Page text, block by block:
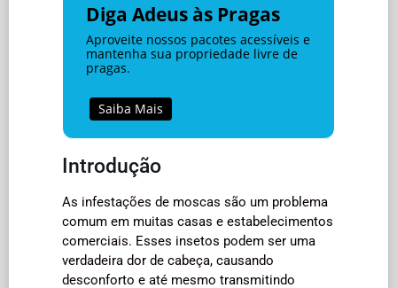
Diga Adeus às Pragas
Aproveite nossos pacotes acessíveis e
mantenha sua propriedade livre de
pragas.
Saiba Mais
Introdução
As infestações de moscas são um problema
comum em muitas casas e estabelecimentos
comerciais. Esses insetos podem ser uma
verdadeira dor de cabeça, causando
desconforto e até mesmo transmitindo